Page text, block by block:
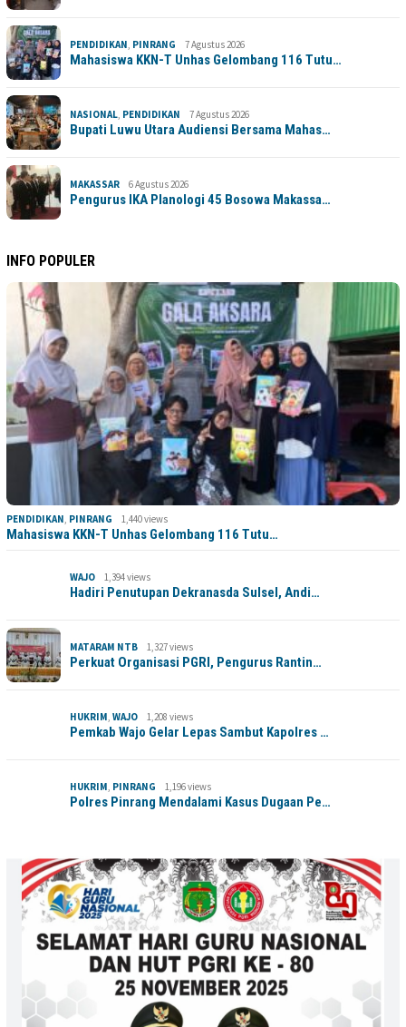
PENDIDIKAN, PINRANG 7 Agustus 2026
Mahasiswa KKN-T Unhas Gelombang 116 Tutu…
NASIONAL, PENDIDIKAN 7 Agustus 2026
Bupati Luwu Utara Audiensi Bersama Mahas…
MAKASSAR 6 Agustus 2026
Pengurus IKA Planologi 45 Bosowa Makassa…
INFO POPULER
PENDIDIKAN, PINRANG 1,440 views
Mahasiswa KKN-T Unhas Gelombang 116 Tutu…
WAJO 1,394 views
Hadiri Penutupan Dekranasda Sulsel, Andi…
MATARAM NTB 1,327 views
Perkuat Organisasi PGRI, Pengurus Rantin…
HUKRIM, WAJO 1,208 views
Pemkab Wajo Gelar Lepas Sambut Kapolres …
HUKRIM, PINRANG 1,196 views
Polres Pinrang Mendalami Kasus Dugaan Pe…